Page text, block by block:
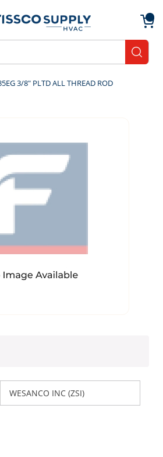
3/8" PLTD ALL THREAD ROD
WESANCO INC (ZSI)